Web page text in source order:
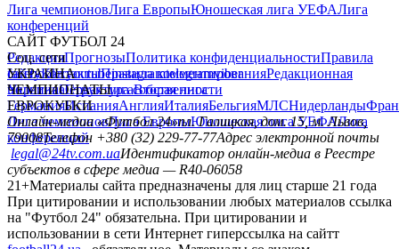
Лига чемпионовЛига ЕвропыЮношеская лига УЕФАЛига
конференций
САЙТ ФУТБОЛ 24
РедакцияПрогнозыПолитика конфиденциальностиПравила
сайтуКонтактыПравила комментированияРедакционная
политикаСтруктура собственности
Соц. сети
facebookxyoutubeinstagramtelegramviber
УКРАИНА
УкраинаПервая лигаВторая лига
ЧЕМПИОНАТЫ
ГерманияИспанияАнглияИталияБельгияМЛСНидерланды
ЕВРОКУБКИ
Лига чемпионовЛига ЕвропыЮношеская лига УЕФАЛига
конференций
Онлайн-медиа «Футбол 24»пл. Галицкая, дом. 15, м. Львов,
79008Телефон +380 (32) 229-77-77Адрес электронной почты
legal@24tv.com.uaИдентификатор онлайн-медиа в Реестре
субъектов в сфере медиа — R40-06058
21+Материалы сайта предназначены для лиц старше 21 года
При цитировании и использовании любых материалов ссылка
на "Футбол 24" обязательна. При цитировании и
использовании в сети Интернет гиперссылка на сайтт